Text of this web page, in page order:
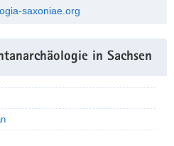
saxoniae.org
in Sachsen